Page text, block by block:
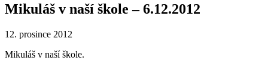
Mikuláš v naší škole – 6.12.2012
12. prosince 2012
Mikuláš v naší škole.